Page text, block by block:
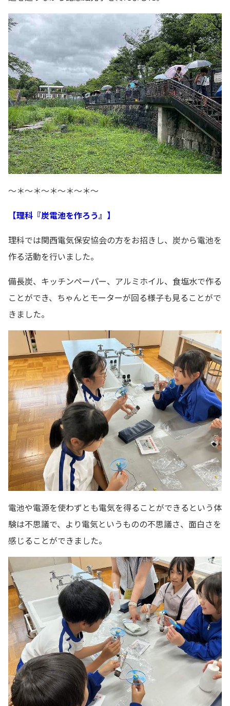
～＊～＊～＊～＊～＊～
【理科『炭電池を作ろう』】
理科では関西電気保安協会の方をお招きし、炭から電池を
作る活動を行いました。
備長炭、キッチンペーパー、アルミホイル、食塩水で作る
ことができ、ちゃんとモーターが回る様子も見ることがで
きました。
電池や電源を使わずとも電気を得ることができるという体
験は不思議で、より電気というものの不思議さ、面白さを
感じることができました。